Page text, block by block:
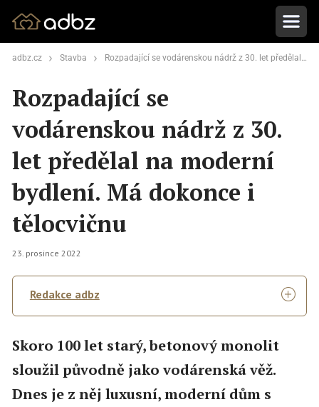
adbz.cz Stavba Rozpadající se vodárenskou nádrž z 30. let předělal na moderní bydlení. Má dokonce i tělocvičnu
Rozpadající se
vodárenskou nádrž z 30.
let předělal na moderní
bydlení. Má dokonce i
tělocvičnu
23. prosince 2022
Redakce adbz
Skoro 100 let starý, betonový monolit
sloužil původně jako vodárenská věž.
Dnes je z něj luxusní, moderní dům s